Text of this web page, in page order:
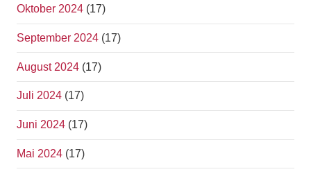
Oktober 2024 (17)
September 2024 (17)
August 2024 (17)
Juli 2024 (17)
Juni 2024 (17)
Mai 2024 (17)